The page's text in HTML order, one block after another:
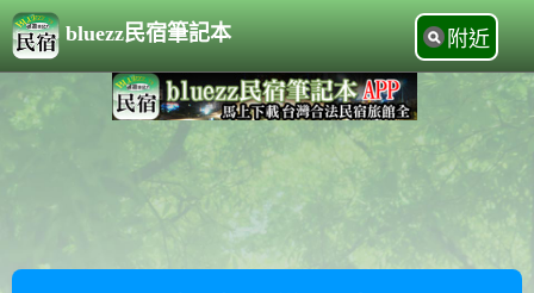
bluezz民宿筆記本 附近